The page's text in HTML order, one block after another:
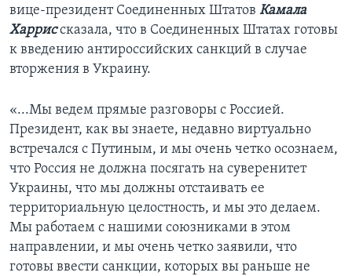
вице-президент Соединенных Штатов Камала
Харриссказала, что в Соединенных Штатах готовы
к введению антироссийских санкций в случае
вторжения в Украину.
«...Мы ведем прямые разговоры с Россией.
Президент, как вы знаете, недавно виртуально
встречался с Путиным, и мы очень четко осознаем,
что Россия не должна посягать на суверенитет
Украины, что мы должны отстаивать ее
территориальную целостность, и мы это делаем.
Мы работаем с нашими союзниками в этом
направлении, и мы очень четко заявили, что
готовы ввести санкции, которых вы раньше не